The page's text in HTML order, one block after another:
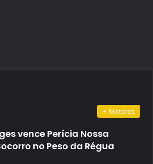
+ Motores
vence Perícia Nossa
no Peso da Régua